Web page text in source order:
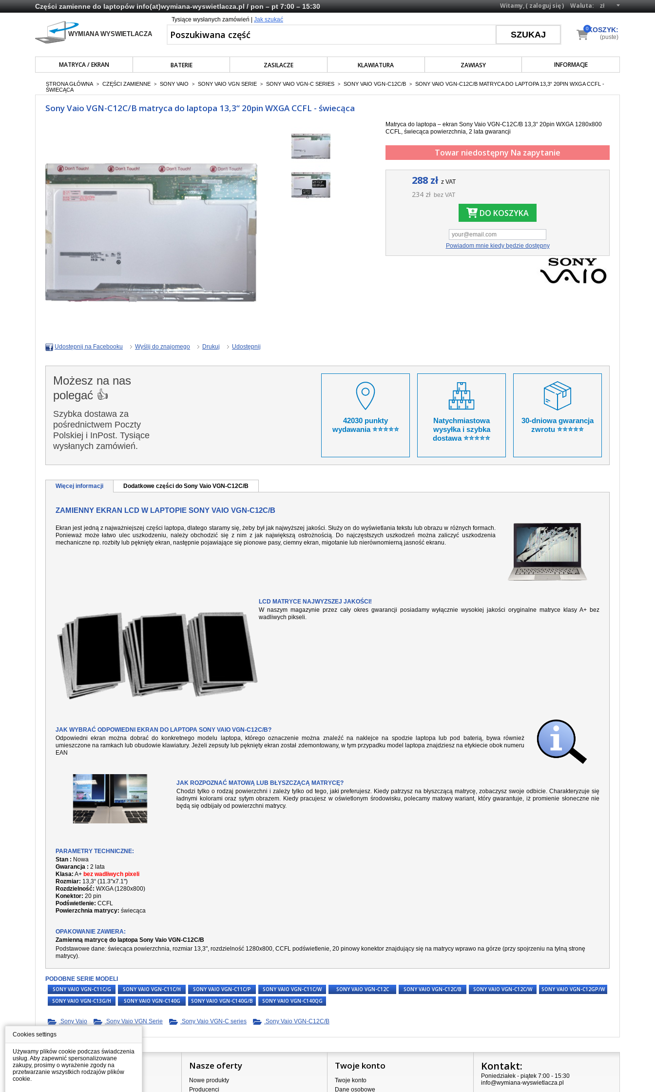
Części zamienne do laptopówinfo(at)wymiana-wyswietlacza.pl/ pon – pt 7:00 – 15:30 Waluta:
Witamy, (zaloguj się)
Tysiące wysłanych zamówień | Jak szukać
MATRYCA / EKRAN BATERIE ZASILACZE KLAWIATURA ZAWIASY INFORMACJE
KOSZYK:
0
(puste)
STRONA GŁÓWNA > CZĘŚCI ZAMIENNE > SONY VAIO > SONY VAIO VGN SERIE > SONY VAIO VGN-C SERIES > SONY VAIO VGN-C12C/B >
SONY VAIO VGN-C12C/B MATRYCA DO LAPTOPA 13,3“ 20PIN WXGA CCFL -
ŚWIECĄCA
Sony Vaio VGN-C12C/B matryca do laptopa 13,3“ 20pin WXGA CCFL - świecąca
Matryca do laptopa – ekran Sony Vaio VGN-C12C/B 13,3“ 20pin WXGA 1280x800
CCFL, świecąca powierzchnia, 2 lata gwarancji
Towar niedostępny Na zapytanie
288 zł z VAT
234 zł bez VAT
DO KOSZYKA
Powiadom mnie kiedy będzie dostępny
Udostępnij na Facebooku Wyślij do znajomego Drukuj Udostępnij
Możesz na nas
polegać 👍
Szybka dostawa za
pośrednictwem Poczty
Polskiej i InPost. Tysiące
wysłanych zamówień.
42030 punkty
wydawania ⭐⭐⭐⭐⭐
Natychmiastowa
wysyłka i szybka
dostawa ⭐⭐⭐⭐⭐
30-dniowa gwarancja
zwrotu ⭐⭐⭐⭐⭐
Więcej informacji Dodatkowe części do Sony Vaio VGN-C12C/B
ZAMIENNY EKRAN LCD W LAPTOPIE SONY VAIO VGN-C12C/B
Ekran jest jedną z najważniejszej części laptopa, dlatego staramy się, żeby był jak najwyższej jakości. Służy on do wyświetlania tekstu lub obrazu w różnych formach.
Ponieważ może łatwo ulec uszkodzeniu, należy obchodzić się z nim z jak największą ostrożnością. Do najczęstszych uszkodzeń można zaliczyć uszkodzenia
mechaniczne np. rozbity lub pęknięty ekran, następnie pojawiające się pionowe pasy, ciemny ekran, migotanie lub nierównomierną jasność ekranu.
LCD MATRYCE NAJWYZSZEJ JAKOŚCI!
W naszym magazynie przez cały okres gwarancji posiadamy wyłącznie wysokiej jakości oryginalne matryce klasy A+ bez
wadliwych pikseli.
JAK WYBRAĆ ODPOWIEDNI EKRAN DO LAPTOPA SONY VAIO VGN-C12C/B?
Odpowiedni ekran można dobrać do konkretnego modelu laptopa, którego oznaczenie można znaleźć na naklejce na spodzie laptopa lub pod baterią, bywa również
umieszczone na ramkach lub obudowie klawiatury. Jeżeli zepsuty lub pęknięty ekran został zdemontowany, w tym przypadku model laptopa znajdziesz na etykiecie obok numeru
EAN
JAK ROZPOZNAĆ MATOWĄ LUB BŁYSZCZĄCĄ MATRYCĘ?
Chodzi tylko o rodzaj powierzchni i zależy tylko od tego, jaki preferujesz. Kiedy patrzysz na błyszczącą matrycę, zobaczysz swoje odbicie. Charakteryzuje się
ładnymi kolorami oraz sytym obrazem. Kiedy pracujesz w oświetlonym środowisku, polecamy matowy wariant, który gwarantuje, iż promienie słoneczne nie
będą się odbijały od powierzchni matrycy.
PARAMETRY TECHNICZNE:
Stan : Nowa
Gwarancja : 2 lata
Klasa: A+ bez wadliwych pixeli
Rozmiar: 13,3“ (11.3"x7.1")
Rozdzielność: WXGA (1280x800)
Konektor: 20 pin
Podświetlenie: CCFL
Powierzchnia matrycy: świecąca
OPAKOWANIE ZAWIERA:
Zamienną matrycę do laptopa Sony Vaio VGN-C12C/B
Podstawowe dane: świecąca powierzchnia, rozmiar 13,3", rozdzielność 1280x800, CCFL podświetlenie, 20 pinowy konektor znajdujący się na matrycy wprawo na górze (przy spojrzeniu na tylną stronę
matrycy).
PODOBNE SERIE MODELI
SONY VAIO VGN-C11C/G
SONY VAIO VGN-C11C/H SONY VAIO VGN-C11C/P SONY VAIO VGN-C11C/W SONY VAIO VGN-C12C SONY VAIO VGN-C12C/B SONY VAIO VGN-C12C/W
SONY VAIO VGN-C12GP/W
SONY VAIO VGN-C13G/H
SONY VAIO VGN-C140G SONY VAIO VGN-C140G/B SONY VAIO VGN-C140QG
Sony Vaio Sony Vaio VGN Serie Sony Vaio VGN-C series Sony Vaio VGN-C12C/B
Informacje Nasze oferty
Nowe produkty
Producenci
Twoje konto
Twoje konto
Dane osobowe
Kontakt:
Poniedziałek - piątek 7:00 - 15:30
info@wymiana-wyswietlacza.pl
Cookies settings
Używamy plików cookie podczas świadczenia
usług. Aby zapewnić spersonalizowane
zakupy, prosimy o wyrażenie zgody na
przetwarzanie wszystkich rodzajów plików
cookie.